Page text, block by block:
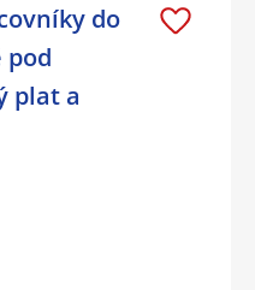
do
pod
plat a